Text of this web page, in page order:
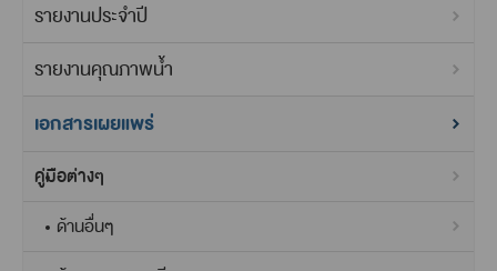
รายงานประจำปี
รายงานคุณภาพน้ำ
เอกสารเผยแพร่
คู่มือต่างๆ
ด้านอื่นๆ